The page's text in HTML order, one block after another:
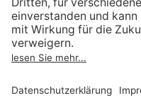
Act
Verträge hier kündigen
Impressum